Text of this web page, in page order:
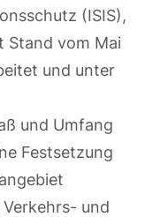
(ISIS),
Stand vom Mai
und unter
und Umfang
Festsetzung
und